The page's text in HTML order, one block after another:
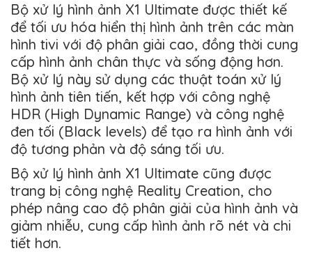
Bộ xử lý hình ảnh X1 Ultimate được thiết kế
để tối ưu hóa hiển thị hình ảnh trên các màn
hình tivi với độ phân giải cao, đồng thời cung
cấp hình ảnh chân thực và sống động hơn.
Bộ xử lý này sử dụng các thuật toán xử lý
hình ảnh tiên tiến, kết hợp với công nghệ
HDR (High Dynamic Range) và công nghệ
đen tối (Black levels) để tạo ra hình ảnh với
độ tương phản và độ sáng tối ưu.
Bộ xử lý hình ảnh X1 Ultimate cũng được
trang bị công nghệ Reality Creation, cho
phép nâng cao độ phân giải của hình ảnh và
giảm nhiễu, cung cấp hình ảnh rõ nét và chi
tiết hơn.